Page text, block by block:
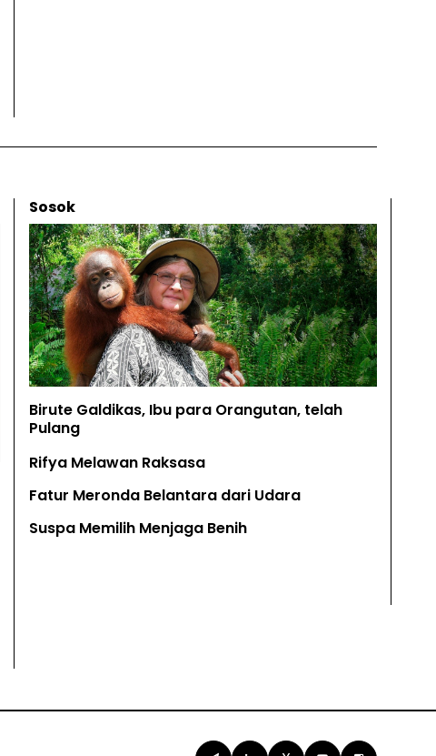
Sosok
Birute Galdikas, Ibu para Orangutan, telah
Pulang
Rifya Melawan Raksasa
Fatur Meronda Belantara dari Udara
Suspa Memilih Menjaga Benih